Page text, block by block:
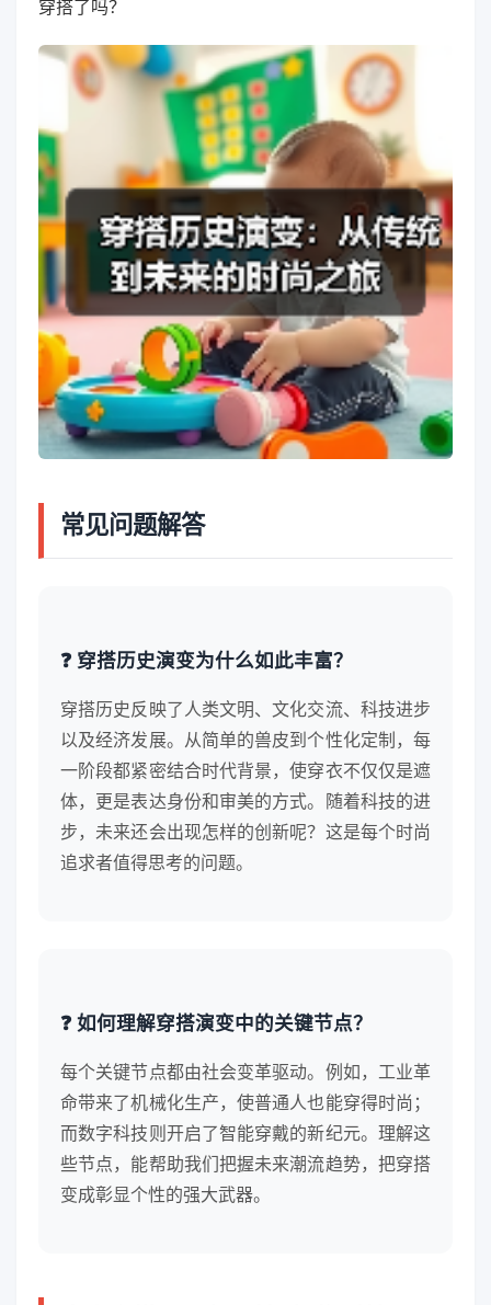
穿搭了吗？
常见问题解答
❓ 穿搭历史演变为什么如此丰富？
穿搭历史反映了人类文明、文化交流、科技进步
以及经济发展。从简单的兽皮到个性化定制，每
一阶段都紧密结合时代背景，使穿衣不仅仅是遮
体，更是表达身份和审美的方式。随着科技的进
步，未来还会出现怎样的创新呢？这是每个时尚
追求者值得思考的问题。
❓ 如何理解穿搭演变中的关键节点？
每个关键节点都由社会变革驱动。例如，工业革
命带来了机械化生产，使普通人也能穿得时尚；
而数字科技则开启了智能穿戴的新纪元。理解这
些节点，能帮助我们把握未来潮流趋势，把穿搭
变成彰显个性的强大武器。